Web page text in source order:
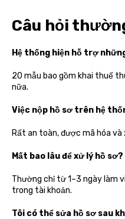
Câu hỏi
Hệ thống hiện hỗ trợ
20 mẫu bao gồm khai thuế
nữa.
Việc nộp hồ sơ trên hệ
Rất an toàn, được mã hóa
Mất bao lâu để xử lý hồ sơ?
Thường chỉ từ 1–3 ngày làm
trong tài khoản.
Tôi có thể sửa hồ sơ sau